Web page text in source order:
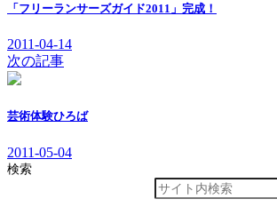
「フリーランサーズガイド2011」完成！
2011-04-14
次の記事
芸術体験ひろば
2011-05-04
検索